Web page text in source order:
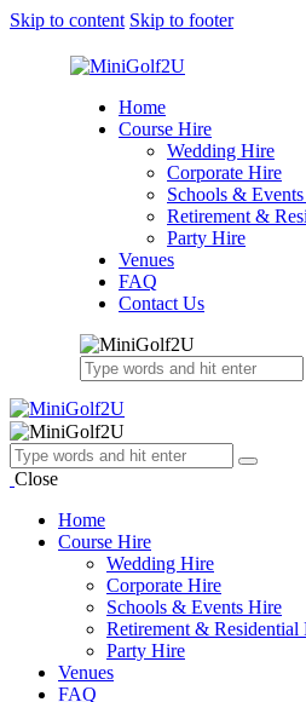
Skip to content Skip to footer
Home
Course Hire
Wedding Hire
Corporate Hire
Schools &
Retirement &
Party Hire
Venues
FAQ
Contact Us
Close
Home
Course Hire
Wedding Hire
Corporate Hire
Schools & Events Hire
Retirement & Residential
Party Hire
Venues
FAQ